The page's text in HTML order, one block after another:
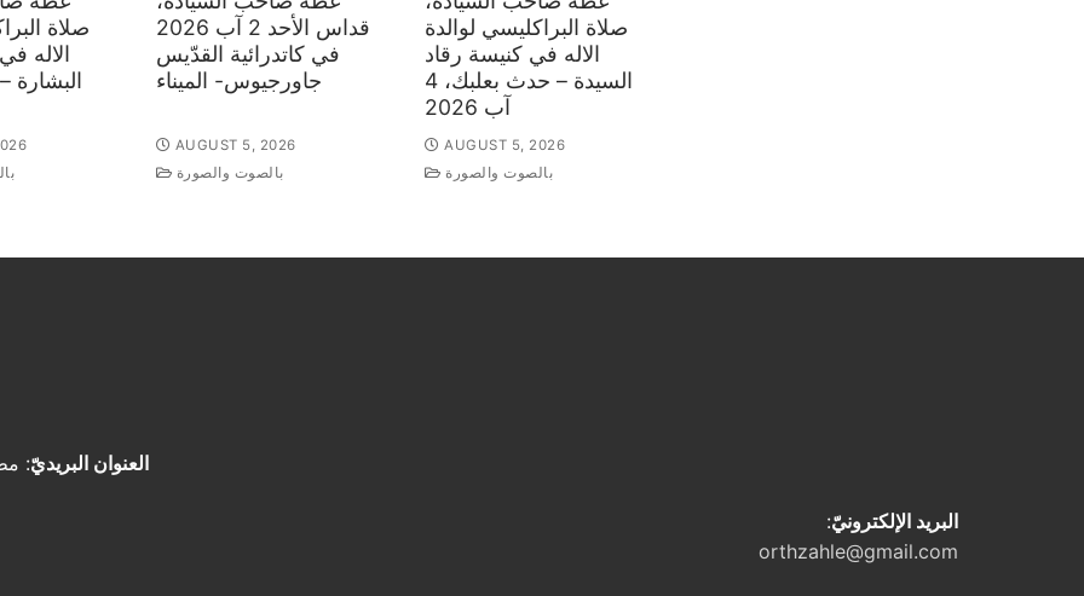
صلاة
الاله
قداس الأحد 2 آب 2026
في كاتدرائية القدّيس
جاورجيوس- الميناء
AUGUST 5, 2026
بالصوت والصورة
صلاة البراكليسي لوالدة
الاله في كنيسة رقاد
السيدة – حدث بعلبك، 4
آب 2026
AUGUST 5, 2026
بالصوت والصورة
العنوان البريديّ:
البريد الإلكترونيّ:
orthzahle@gmail.com